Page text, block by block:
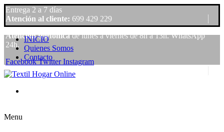
Entrega 2 a 7 días
Atención al cliente: 699 429 229
Atención telefónicade lunes a viernes de 8h a 13h. WhatsApp
24h.
Facebook Twitter Instagram
Atención al cliente:
INICIO
Quienes Somos
Contacto
Menu